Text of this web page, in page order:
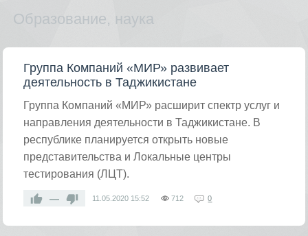
Образование, наука
Группа Компаний «МИР» развивает
деятельность в Таджикистане
Группа Компаний «МИР» расширит спектр услуг и
направления деятельности в Таджикистане. В
республике планируется открыть новые
представительства и Локальные центры
тестирования (ЛЦТ).
— 11.05.2020 15:52 712 0